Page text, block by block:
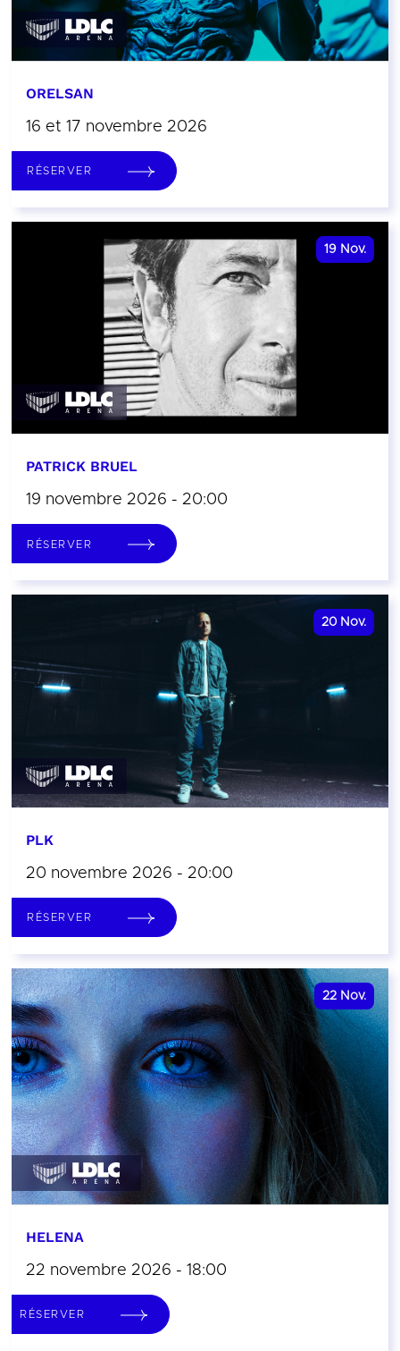
ORELSAN
16 et 17 novembre 2026
RÉSERVER
19 Nov.
PATRICK BRUEL
19 novembre 2026 - 20:00
RÉSERVER
20 Nov.
PLK
20 novembre 2026 - 20:00
RÉSERVER
22 Nov.
HELENA
22 novembre 2026 - 18:00
RÉSERVER